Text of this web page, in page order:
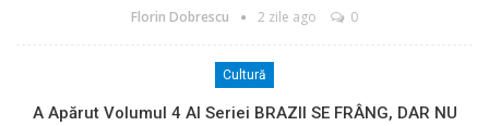
Florin Dobrescu 2 zile ago 0
Cultură
A Apărut Volumul 4 Al Seriei BRAZII SE FRÂNG, DAR NU